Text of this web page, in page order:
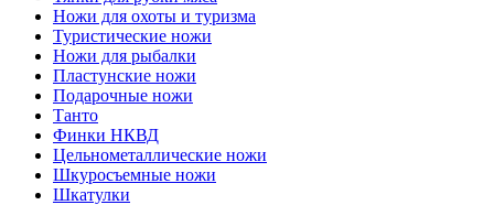
Ножи для охоты и туризма
Туристические ножи
Ножи для рыбалки
Пластунские ножи
Подарочные ножи
Танто
Финки НКВД
Цельнометаллические ножи
Шкуросъемные ножи
Шкатулки